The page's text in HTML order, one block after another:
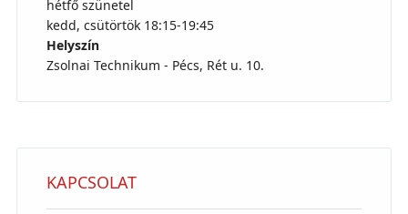
hétfő szünetel
kedd, csütörtök 18:15-19:45
Helyszín
Zsolnai Technikum - Pécs, Rét u. 10.
KAPCSOLAT